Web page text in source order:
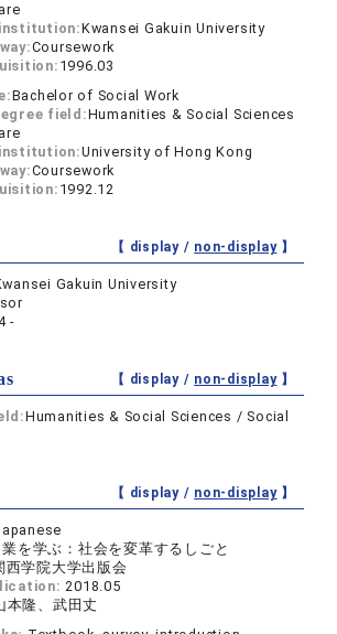
Kwansei Gakuin University
Coursework
1996.03
Bachelor of Social Work
field:Humanities & Social Sciences
University of Hong Kong
Coursework
1992.12
【 display / non-display】
Gakuin University
-
【 display / non-display】
Humanities & Social Sciences / Social
【 display / non-display】
を学ぶ：社会を変革するしごと
西学院大学出版会
2018.05
本隆、武田丈